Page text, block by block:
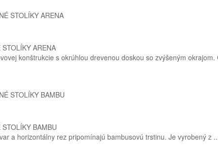
ARENA
konštrukcie s okrúhlou drevenou doskou so zvýšeným okrajom.
BAMBU
a horizontálny rez pripomínajú bambusovú trstinu. Je vyrobený z ..